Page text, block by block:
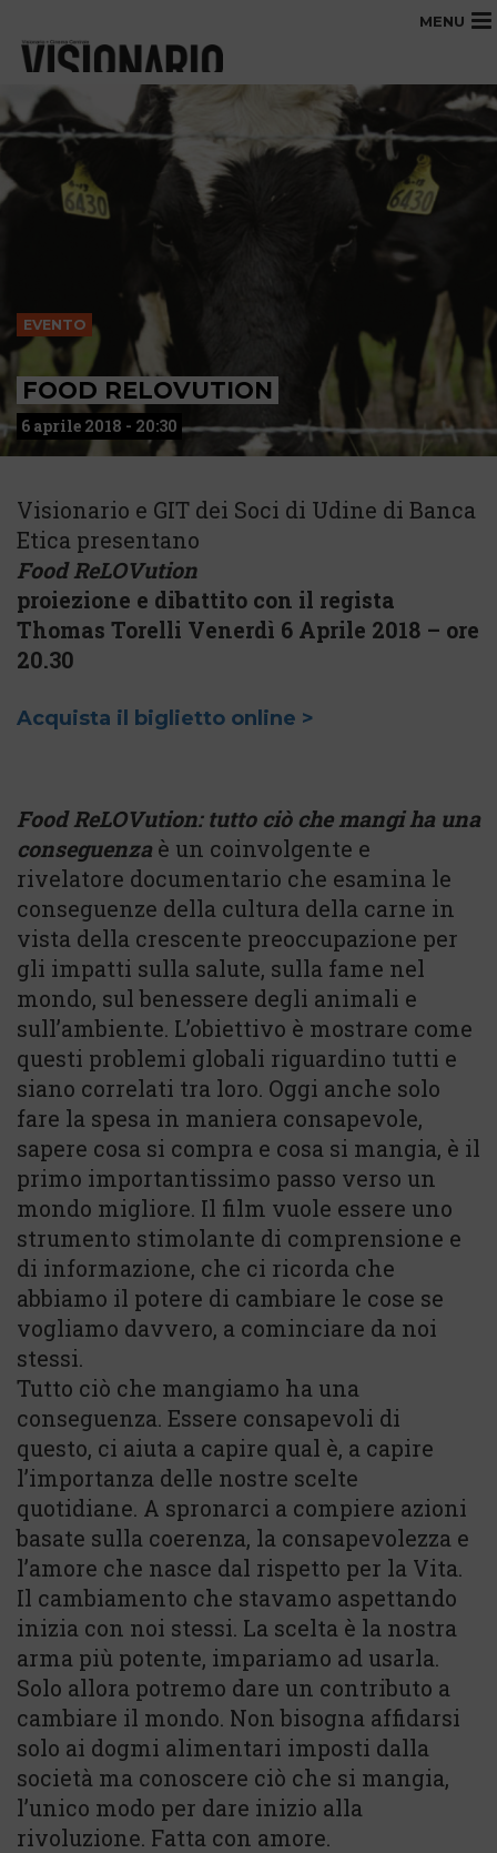
MENU
EVENTO
FOOD RELOVUTION
6 aprile 2018 - 20:30
Visionario e GIT dei Soci di Udine di Banca
Etica presentano
Food ReLOVution
proiezione e dibattito con il regista
Thomas Torelli Venerdì 6 Aprile 2018 – ore
20.30
Acquista il biglietto online >
Food ReLOVution: tutto ciò che mangi ha una
conseguenza è un coinvolgente e
rivelatore documentario che esamina le
conseguenze della cultura della carne in
vista della crescente preoccupazione per
gli impatti sulla salute, sulla fame nel
mondo, sul benessere degli animali e
sull’ambiente. L’obiettivo è mostrare come
questi problemi globali riguardino tutti e
siano correlati tra loro. Oggi anche solo
fare la spesa in maniera consapevole,
sapere cosa si compra e cosa si mangia, è il
primo importantissimo passo verso un
mondo migliore. Il film vuole essere uno
strumento stimolante di comprensione e
di informazione, che ci ricorda che
abbiamo il potere di cambiare le cose se
vogliamo davvero, a cominciare da noi
stessi.
Tutto ciò che mangiamo ha una
conseguenza. Essere consapevoli di
questo, ci aiuta a capire qual è, a capire
l’importanza delle nostre scelte
quotidiane. A spronarci a compiere azioni
basate sulla coerenza, la consapevolezza e
l’amore che nasce dal rispetto per la Vita.
Il cambiamento che stavamo aspettando
inizia con noi stessi. La scelta è la nostra
arma più potente, impariamo ad usarla.
Solo allora potremo dare un contributo a
cambiare il mondo. Non bisogna affidarsi
solo ai dogmi alimentari imposti dalla
società ma conoscere ciò che si mangia,
l’unico modo per dare inizio alla
rivoluzione. Fatta con amore.